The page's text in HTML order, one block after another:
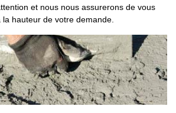
et nous nous assurerons de vous
hauteur de votre demande.